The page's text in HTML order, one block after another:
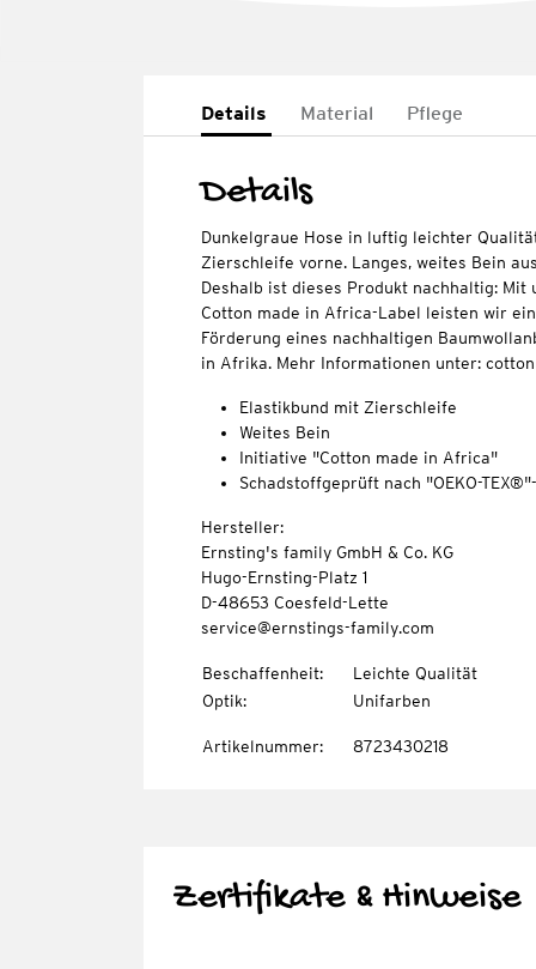
Details Material Pflege
Details
Dunkelgraue Hose in luftig leichter
Zierschleife vorne. Langes, weites Bein
Deshalb ist dieses Produkt nachhaltig: Mit
Cotton made in Africa-Label leisten wir
Förderung eines nachhaltigen
in Afrika. Mehr Informationen unter:
Elastikbund mit Zierschleife
Weites Bein
Initiative "Cotton made in Africa"
Schadstoffgeprüft nach "OEKO-
Hersteller:
Ernsting's family GmbH & Co. KG
Hugo-Ernsting-Platz 1
D-48653 Coesfeld-Lette
service@ernstings-family.com
Beschaffenheit:
Leichte Qualität
Optik: Unifarben
Artikelnummer: 8723430218
Zertifikate & Hinweise